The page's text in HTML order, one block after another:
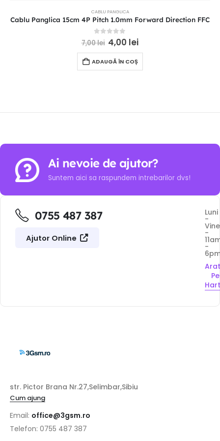
CABLU PANGLICA
Cablu Panglica 15cm 4P Pitch 1.0mm Forward Direction FFC
0out of 5
7,00lei 4,00 lei
ADAUGĂ ÎN COȘ
Ai nevoie de ajutor?
Suntem aici sa raspundem intrebarilor dvs!
0755 487 387
Ajutor Online
Luni
-
-
-
Pe
str. Pictor Brana Nr.27,Selimbar,Sibiu
Cum ajung
Email: office@3gsm.ro
Telefon: 0755 487 387